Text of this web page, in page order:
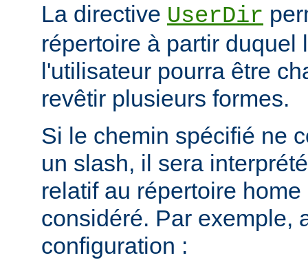
La directive UserDir
répertoire à partir duquel
l'utilisateur pourra être
revêtir plusieurs formes.
Si le chemin spécifié ne
un slash, il sera
relatif au répertoire
considéré. Par exemple,
configuration :